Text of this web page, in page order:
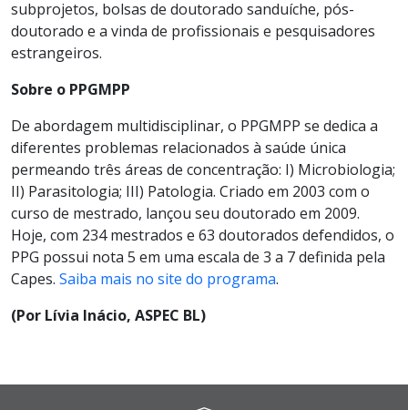
subprojetos, bolsas de doutorado sanduíche, pós-
doutorado e a vinda de profissionais e pesquisadores
estrangeiros.
Sobre o PPGMPP
De abordagem multidisciplinar, o PPGMPP se dedica a
diferentes problemas relacionados à saúde única
permeando três áreas de concentração: I) Microbiologia;
II) Parasitologia; III) Patologia. Criado em 2003 com o
curso de mestrado, lançou seu doutorado em 2009.
Hoje, com 234 mestrados e 63 doutorados defendidos, o
PPG possui nota 5 em uma escala de 3 a 7 definida pela
Capes. Saiba mais no site do programa.
(Por Lívia Inácio, ASPEC BL)